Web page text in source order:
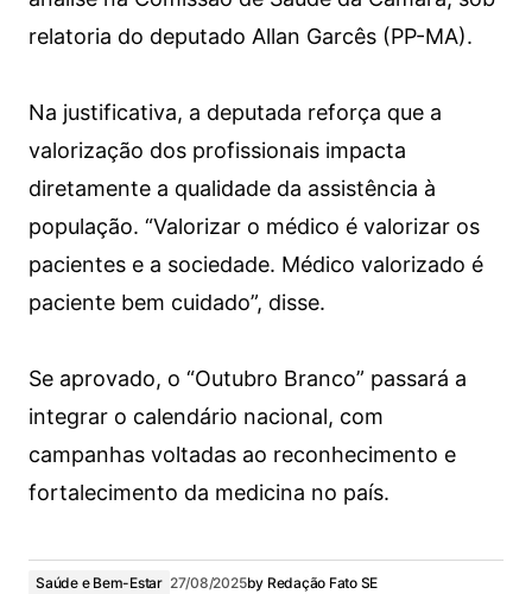
relatoria do deputado Allan Garcês (PP-MA).
Na justificativa, a deputada reforça que a
valorização dos profissionais impacta
diretamente a qualidade da assistência à
população. “Valorizar o médico é valorizar os
pacientes e a sociedade. Médico valorizado é
paciente bem cuidado”, disse.
Se aprovado, o “Outubro Branco” passará a
integrar o calendário nacional, com
campanhas voltadas ao reconhecimento e
fortalecimento da medicina no país.
Saúde e Bem-Estar 27/08/2025by Redação Fato SE